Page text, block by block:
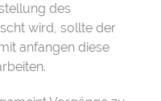
des
wird, sollte der
anfangen diese